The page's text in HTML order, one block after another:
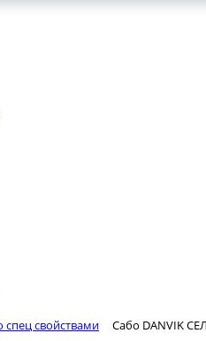
спец свойствами Сабо DANVIK